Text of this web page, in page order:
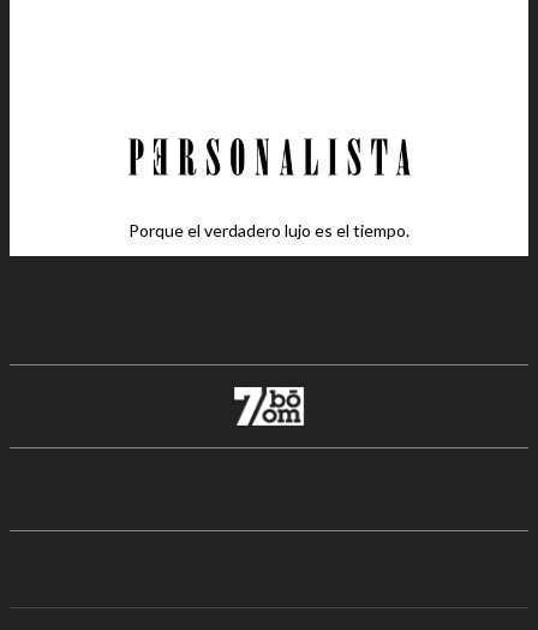
Porque el verdadero lujo es el tiempo.